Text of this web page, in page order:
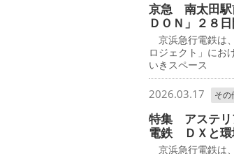
京急 南太田駅
ＤＯＮ」２８
京浜急行電鉄は
ロジェクト」にお
いきスペース
2026.03.17 その
特集 アステ
電鉄 ＤＸと環
京浜急行電鉄は